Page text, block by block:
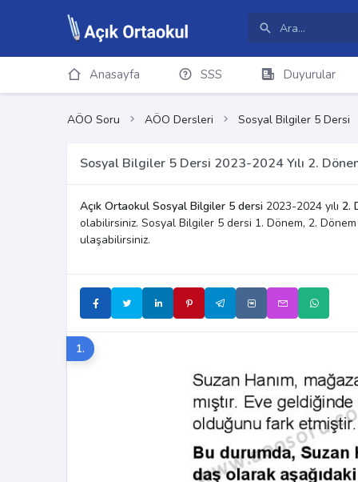
Anasayfa SSS Duyurular
AÖO Soru AÖO Dersleri Sosyal Bilgiler 5 Dersi
Sosyal Bilgiler 5 Dersi 2023-2024 Yılı 2.
Açık Ortaokul Sosyal Bilgiler 5 dersi 2023-2024 yılı 2.
olabilirsiniz. Sosyal Bilgiler 5 dersi 1. Dönem, 2.
ulaşabilirsiniz.
1.